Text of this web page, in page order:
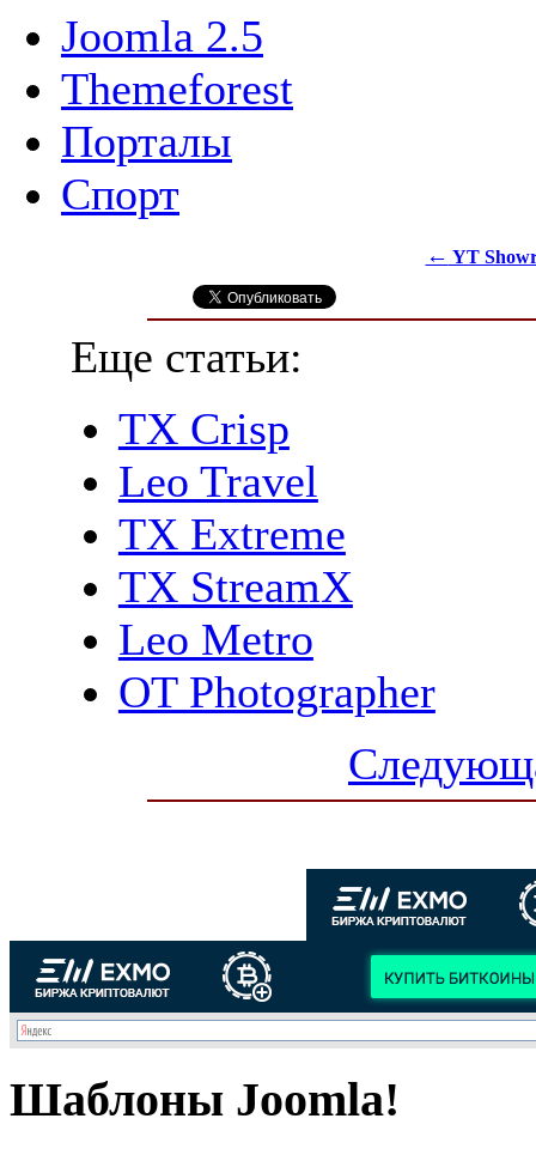
Joomla 2.5
Themeforest
Порталы
Спорт
← YT
Еще статьи:
TX Crisp
Leo Travel
TX Extreme
TX StreamX
Leo Metro
OT Photographer
Шаблоны Joomla!